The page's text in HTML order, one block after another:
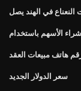
في الهند يصل
هاتف مبيعات العقد
سعر الدولار الجديد